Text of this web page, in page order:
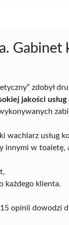
Gabinet
zdobył
jakości usług
wachlarz usług
innymi w toaletę,
każdego klienta.
opinii dowodzi